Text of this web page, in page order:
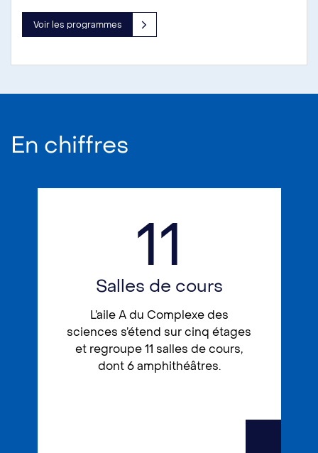
Voir les programmes
En chiffres
11
Salles de cours
L’aile A du Complexe des
sciences s’étend sur cinq étages
et regroupe 11 salles de cours,
dont 6 amphithéâtres.